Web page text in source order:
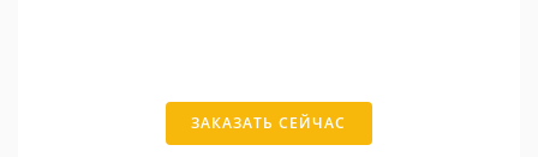
ЗАКАЗАТЬ СЕЙЧАС